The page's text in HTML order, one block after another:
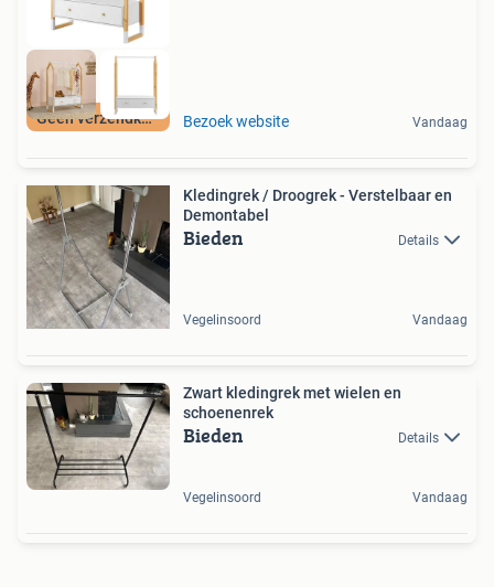
Geen verzendkosten Bezoek website Vandaag
Kledingrek / Droogrek - Verstelbaar en
Demontabel
Bieden Details
Vegelinsoord Vandaag
Zwart kledingrek met wielen en
schoenenrek
Bieden Details
Vegelinsoord Vandaag